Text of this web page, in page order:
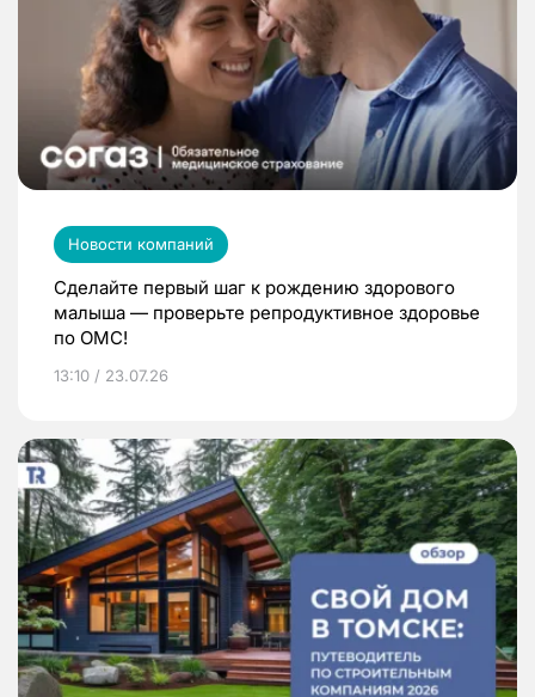
Новости компаний
Сделайте первый шаг к рождению здорового
малыша — проверьте репродуктивное здоровье
по ОМС!
13:10 / 23.07.26